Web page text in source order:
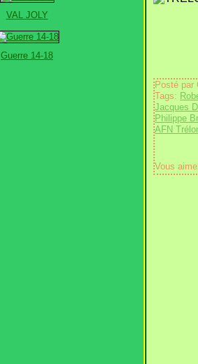
VAL JOLY
Guerre 14-18
Posté par
Tags:
Jacques
Philippe
AFN
Vous